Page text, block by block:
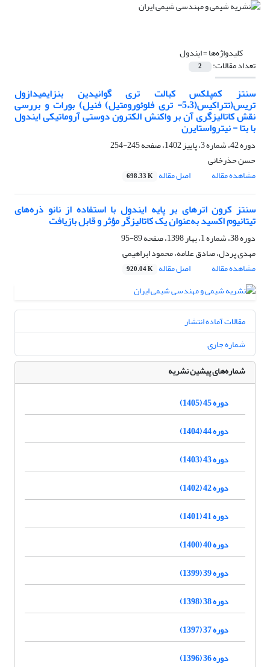
کلیدواژه‌ها =ایندول
تعداد مقالات: 2
سنتز کمپلکس کبالت تری گوانیدین بنزایمیدازول
تریس(تتراکیس(5،3- تری فلوئورومتیل) فنیل) بورات و بررسی
نقش کاتالیزگری آن بر واکنش الکترون دوستی آروماتیکی ایندول
با بتا - نیترواستایرن
دوره 42، شماره 3، پاییز 1402، صفحه
245-254
حسن حذرخانی
مشاهده مقاله
اصل مقاله 698.33 K
سنتز کرون اترهای بر پایه ایندول با استفاده از نانو ذره‌های
تیتانیوم اکسید به‌عنوان یک کاتالیزگر مؤثر و قابل بازیافت
دوره 38، شماره 1، بهار 1398، صفحه
89-95
مهدی پردل، صادق علامه، محمود ابراهیمی
مشاهده مقاله
اصل مقاله 920.04 K
مقالات آماده انتشار
شماره جاری
شماره‌های پیشین نشریه
دوره 45 (1405)
دوره 44 (1404)
دوره 43 (1403)
دوره 42 (1402)
دوره 41 (1401)
دوره 40 (1400)
دوره 39 (1399)
دوره 38 (1398)
دوره 37 (1397)
دوره 36 (1396)